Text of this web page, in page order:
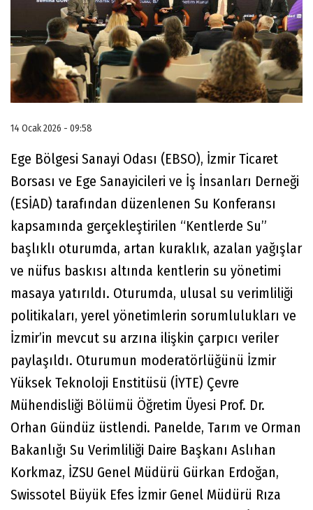
14 Ocak 2026 - 09:58
Ege Bölgesi Sanayi Odası (EBSO), İzmir Ticaret
Borsası ve Ege Sanayicileri ve İş İnsanları Derneği
(ESİAD) tarafından düzenlenen Su Konferansı
kapsamında gerçekleştirilen “Kentlerde Su”
başlıklı oturumda, artan kuraklık, azalan yağışlar
ve nüfus baskısı altında kentlerin su yönetimi
masaya yatırıldı. Oturumda, ulusal su verimliliği
politikaları, yerel yönetimlerin sorumlulukları ve
İzmir’in mevcut su arzına ilişkin çarpıcı veriler
paylaşıldı. Oturumun moderatörlüğünü İzmir
Yüksek Teknoloji Enstitüsü (İYTE) Çevre
Mühendisliği Bölümü Öğretim Üyesi Prof. Dr.
Orhan Gündüz üstlendi. Panelde, Tarım ve Orman
Bakanlığı Su Verimliliği Daire Başkanı Aslıhan
Korkmaz, İZSU Genel Müdürü Gürkan Erdoğan,
Swissotel Büyük Efes İzmir Genel Müdürü Rıza